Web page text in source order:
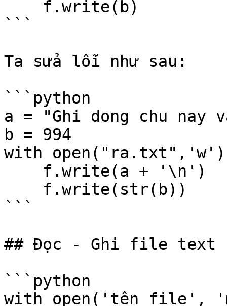
```
Ta sửa lỗi như sau:
```python
a = "Ghi dong chu
b = 994
with
```
## Đọc - Ghi file text
```python
with open('tên file',